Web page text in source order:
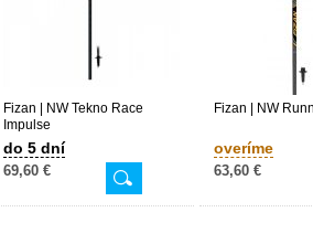
Fizan | NW Tekno Race
Impulse
do 5 dní
69,60 €
Fizan | NW
overíme
63,60 €